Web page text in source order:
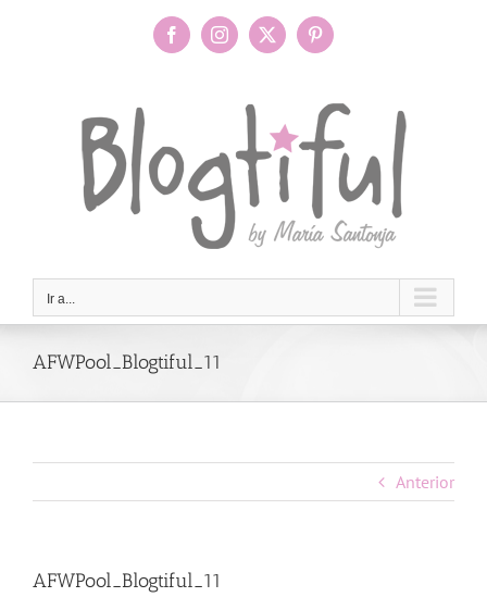
FacebookInstagram
X Pinterest
Ir a...
AFWPool_Blogtiful_11
Anterior
AFWPool_Blogtiful_11